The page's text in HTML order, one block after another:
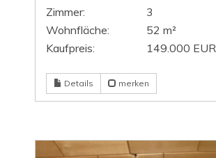
Zimmer:
3
Wohnfläche:
52 m²
Kaufpreis:
149.000 EUR
Details merken